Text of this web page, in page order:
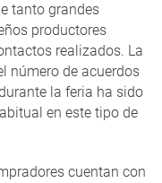
tanto grandes
productores
realizados. La
número de acuerdos
la feria ha sido
en este tipo de
cuentan con